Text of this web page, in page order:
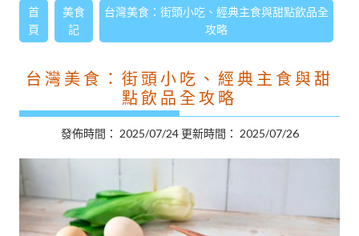
首
頁
美食
記
台灣美食：街頭小吃、經典主食與甜點飲品全
攻略
台灣美食：街頭小吃、經典主食與甜
點飲品全攻略
發佈時間： 2025/07/24更新時間： 2025/07/26